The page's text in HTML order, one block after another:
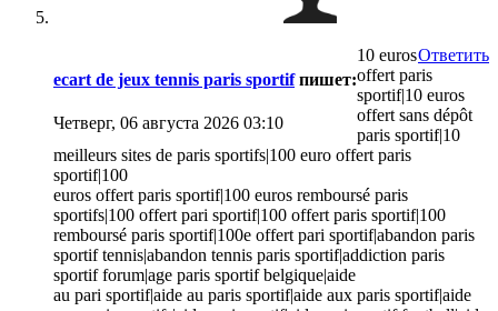
ecart de jeux tennis paris sportif пишет:
Четверг, 06 августа 2026 03:10
Ответить
10 euros
offert paris
sportif|10 euros
offert sans dépôt
paris sportif|10
meilleurs sites de paris sportifs|100 euro offert paris
sportif|100
euros offert paris sportif|100 euros remboursé paris
sportifs|100 offert pari sportif|100 offert paris sportif|100
remboursé paris sportif|100e offert pari sportif|abandon paris
sportif tennis|abandon tennis paris sportif|addiction paris
sportif forum|age paris sportif belgique|aide
au pari sportif|aide au paris sportif|aide aux paris sportif|aide